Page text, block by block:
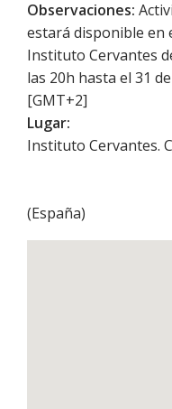
Observaciones:
estará disponible en
Instituto Cervantes
las 20h hasta el 31
[GMT+2]
Lugar:
Instituto Cervantes.
(España)